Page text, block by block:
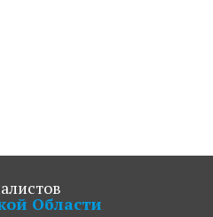
Области